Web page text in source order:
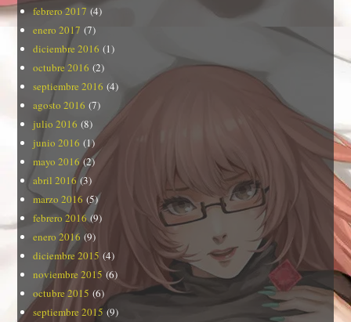
febrero 2017 (4)
enero 2017 (7)
diciembre 2016 (1)
octubre 2016 (2)
septiembre 2016 (4)
agosto 2016 (7)
julio 2016 (8)
junio 2016 (1)
mayo 2016(2)
abril 2016(3)
marzo 2016 (5)
febrero 2016 (9)
enero 2016 (9)
diciembre 2015 (4)
noviembre 2015 (6)
octubre 2015 (6)
septiembre 2015 (9)